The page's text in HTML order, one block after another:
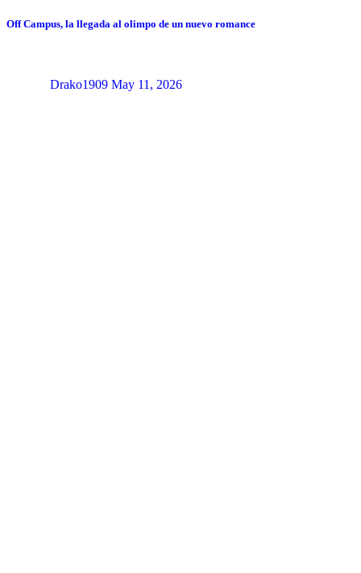
Off Campus, la llegada al olimpo de un nuevo romance
Drako1909 May 11, 2026